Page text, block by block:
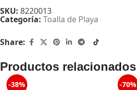
SKU: 8220013
Categoría: Toalla de Playa
Share:
Productos relacionados
-38% -70%